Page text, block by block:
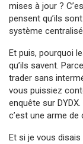
mises à jour ?
pensent qu’ils
système
Et puis, pourquoi
qu’ils savent.
trader sans
vous puissiez
enquête sur
c’est une arme de
Et si je vous